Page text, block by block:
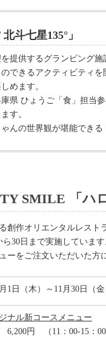
斗七星135°」
提供するグランピング
できるアクティビティ
めます。
県 ひょうご「食」担当
す。
んの世界観が堪能でき
SMILE 「ハロ
創作オリエンタルレス
30日まで実施していま
ーをご注文いただいた
1日（木）～11月30日（金
ナル新コースメニュー
円 （11：00‐15：00